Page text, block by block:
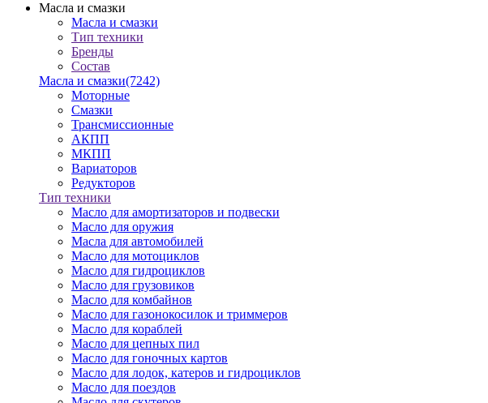
Масла и смазки
Масла и смазки
Тип техники
Бренды
Состав
Масла и смазки(7242)
Моторные
Смазки
Трансмиссионные
АКПП
МКПП
Вариаторов
Редукторов
Тип техники
Масло для амортизаторов и подвески
Масло для оружия
Масла для автомобилей
Масло для мотоциклов
Масло для гидроциклов
Масло для грузовиков
Масло для комбайнов
Масло для газонокосилок и триммеров
Масло для кораблей
Масло для цепных пил
Масло для гоночных картов
Масло для лодок, катеров и гидроциклов
Масло для поездов